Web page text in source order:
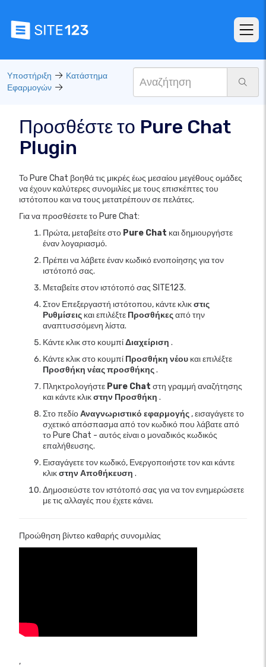
Υποστήριξη
Κατάστημα
Εφαρμογών
Προσθέστε το Pure Chat
Plugin
Το Pure Chat βοηθά τις μικρές έως μεσαίου μεγέθους ομάδες
να έχουν καλύτερες συνομιλίες με τους επισκέπτες του
ιστότοπου και να τους μετατρέπουν σε πελάτες.
Για να προσθέσετε το Pure Chat:
Πρώτα, μεταβείτε στο Pure Chat και δημιουργήστε
έναν λογαριασμό.
Πρέπει να λάβετε έναν κωδικό ενοποίησης για τον
ιστότοπό σας.
Μεταβείτε στον ιστότοπό σας SITE123.
Στον Επεξεργαστή ιστότοπου, κάντε κλικστις
Ρυθμίσεις και επιλέξτε Προσθήκεςαπό την
αναπτυσσόμενη λίστα.
Κάντε κλικ στο κουμπίΔιαχείριση .
Κάντε κλικ στο κουμπί Προσθήκη νέου και επιλέξτε
Προσθήκη νέας προσθήκης.
Πληκτρολογήστε Pure Chat στη γραμμή αναζήτησης
και κάντε κλικστην Προσθήκη .
Στο πεδίοΑναγνωριστικό εφαρμογής , εισαγάγετε το
σχετικό απόσπασμα από τον κωδικό που λάβατε από
το Pure Chat - αυτός είναι ο μοναδικός κωδικός
επαλήθευσης.
Εισαγάγετε τον κωδικό, Ενεργοποιήστε τον και κάντε
κλικστην Αποθήκευση .
Δημοσιεύστε τον ιστότοπό σας για να τον ενημερώσετε
με τις αλλαγές που έχετε κάνει.
Προώθηση βίντεο καθαρής συνομιλίας
,